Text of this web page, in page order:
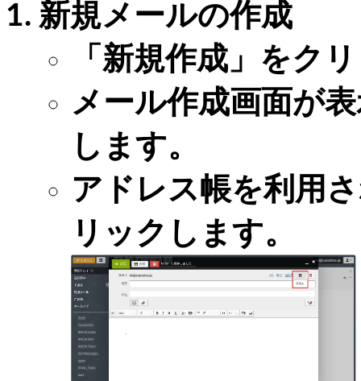
新規メールの作成
「新規作成」をク
メール作成画面が
します。
アドレス帳を利用
リックします。